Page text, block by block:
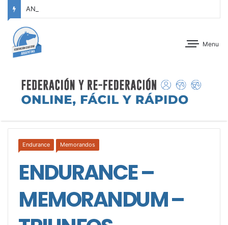
Menu
Endurance Memorandos
ENDURANCE –
MEMORANDUM –